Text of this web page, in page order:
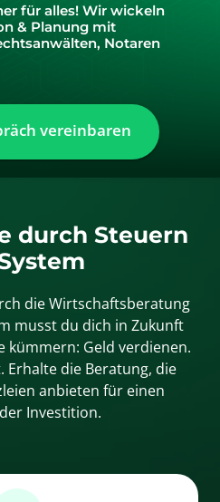
für alles! Wir wickeln
& Planung mit
Notaren
vereinbaren
durch Steuern
die Wirtschaftsberatung
musst du dich in Zukunft
kümmern: Geld verdienen.
Erhalte die Beratung, die
anbieten für einen
Investition.